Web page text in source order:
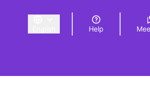
Triar la llengua Elegir el idioma
Help